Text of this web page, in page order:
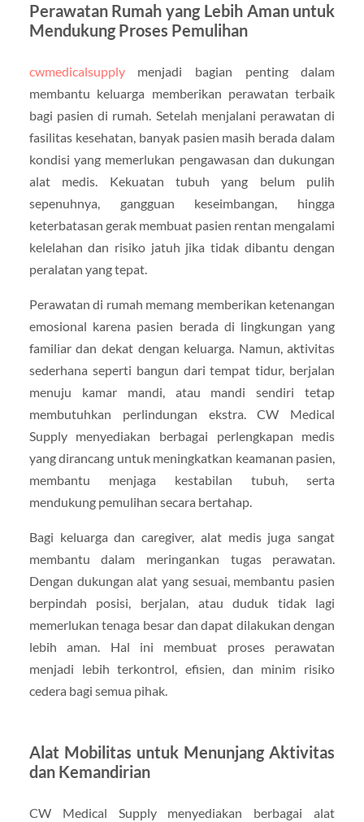
Perawatan Rumah yang Lebih Aman untuk
Mendukung Proses Pemulihan
cwmedicalsupplymenjadi bagian penting dalam
membantu keluarga memberikan perawatan terbaik
bagi pasien di rumah. Setelah menjalani perawatan di
fasilitas kesehatan, banyak pasien masih berada dalam
kondisi yang memerlukan pengawasan dan dukungan
alat medis. Kekuatan tubuh yang belum pulih
sepenuhnya, gangguan keseimbangan, hingga
keterbatasan gerak membuat pasien rentan mengalami
kelelahan dan risiko jatuh jika tidak dibantu dengan
peralatan yang tepat.
Perawatan di rumah memang memberikan ketenangan
emosional karena pasien berada di lingkungan yang
familiar dan dekat dengan keluarga. Namun, aktivitas
sederhana seperti bangun dari tempat tidur, berjalan
menuju kamar mandi, atau mandi sendiri tetap
membutuhkan perlindungan ekstra. CW Medical
Supply menyediakan berbagai perlengkapan medis
yang dirancang untuk meningkatkan keamanan pasien,
membantu menjaga kestabilan tubuh, serta
mendukung pemulihan secara bertahap.
Bagi keluarga dan caregiver, alat medis juga sangat
membantu dalam meringankan tugas perawatan.
Dengan dukungan alat yang sesuai, membantu pasien
berpindah posisi, berjalan, atau duduk tidak lagi
memerlukan tenaga besar dan dapat dilakukan dengan
lebih aman. Hal ini membuat proses perawatan
menjadi lebih terkontrol, efisien, dan minim risiko
cedera bagi semua pihak.
Alat Mobilitas untuk Menunjang Aktivitas
dan Kemandirian
CW Medical Supply menyediakan berbagai alat